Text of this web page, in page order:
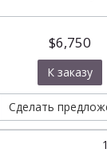
$6,750
К заказу
Сделать